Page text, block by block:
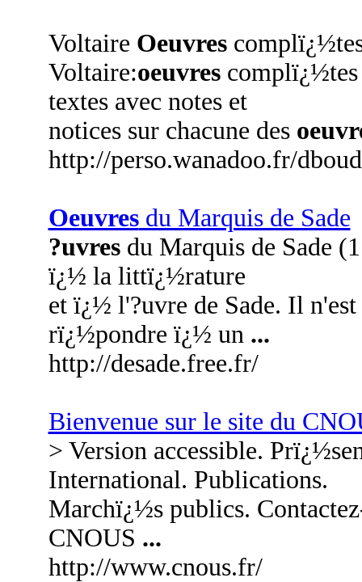
Voltaire Oeuvres
Voltaire:oeuvrescomplï¿½tes
textes avec notes et
notices sur chacune des
http://perso.wanadoo.fr/
Oeuvresdu Marquis de Sade
?uvresdu Marquis de Sade
ï¿½ la littï¿½rature
et ï¿½ l'?uvre de Sade. Il
rï¿½pondre ï¿½ un ...
http://desade.free.fr/
Bienvenue sur le site du
> Version accessible.
International. Publications.
Marchï¿½s publics.
CNOUS ...
http://www.cnous.fr/